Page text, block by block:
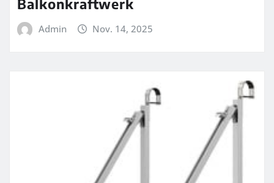
Balkonkraftwerk
Admin Nov. 14, 2025